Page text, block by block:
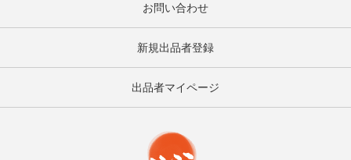
お問い合わせ
新規出品者登録
出品者マイページ